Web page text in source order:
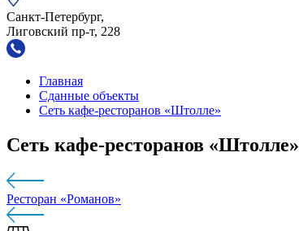
Санкт-Петербург,
Лиговский пр-т, 228
Главная
Сданные объекты
Сеть кафе-ресторанов «Штолле»
Сеть кафе-ресторанов «Штолле»
Ресторан «Романов»